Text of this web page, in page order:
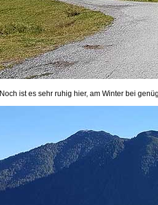
Noch ist es sehr ruhig hier, am Winter bei